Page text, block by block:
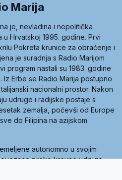
Marija
je, nevladina i nepolitička
Hrvatskoj 1995. godine. Prvi
Pokreta krunice za obraćenje i
je suradnja s Radio Marijom
program nastali su 1983. godine
Iz Erbe se Radio Marija postupno
nacionalni prostor. Nakon
udruge i radijske postaje s
zemalja, počevši od Europe
do Filipina na azijskom
autonomno u svojim
preko krovne udruge